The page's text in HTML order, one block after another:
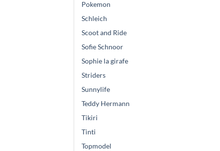
Pokemon
Schleich
Scoot and Ride
Sofie Schnoor
Sophie la girafe
Striders
Sunnylife
Teddy Hermann
Tikiri
Tinti
Topmodel